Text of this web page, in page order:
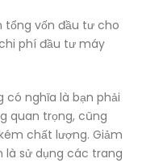
vốn đầu tư cho
phí đầu tư máy
nghĩa là bạn phải
quan trọng, cũng
chất lượng. Giảm
sử dụng các trang